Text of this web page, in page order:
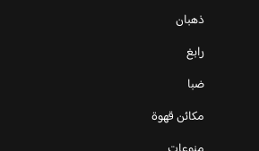
ذهبان
رابغ
ضبا
مكائن قهوة